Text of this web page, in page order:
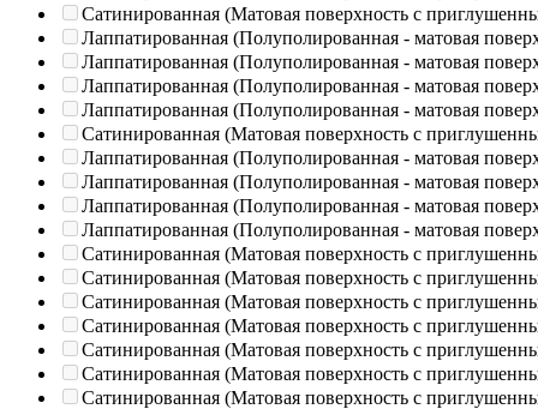
Сатинированная (Матовая поверхность с
Лаппатированная (Полуполированная - матовая
Лаппатированная (Полуполированная - матовая
Лаппатированная (Полуполированная - матовая
Лаппатированная (Полуполированная - матовая
Сатинированная (Матовая поверхность с
Лаппатированная (Полуполированная - матовая
Лаппатированная (Полуполированная - матовая
Лаппатированная (Полуполированная - матовая
Лаппатированная (Полуполированная - матовая
Сатинированная (Матовая поверхность с
Сатинированная (Матовая поверхность с
Сатинированная (Матовая поверхность с
Сатинированная (Матовая поверхность с
Сатинированная (Матовая поверхность с
Сатинированная (Матовая поверхность с
Сатинированная (Матовая поверхность с